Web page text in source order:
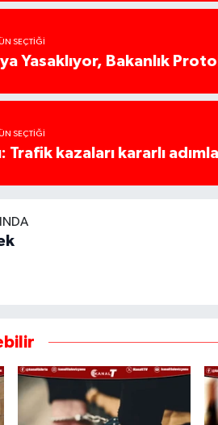
SEÇTIĞI
Yasaklıyor, Bakanlık
SEÇTIĞI
Trafik kazaları kararlı